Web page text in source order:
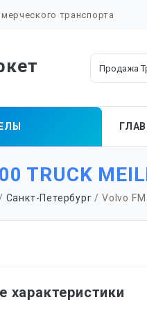
транспорта
content
TRUCK
/ Санкт-Петербург / Volvo FM
характеристики